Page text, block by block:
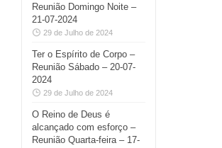
Reunião Domingo Noite –
21-07-2024
29 de Julho de 2024
Ter o Espírito de Corpo –
Reunião Sábado – 20-07-
2024
29 de Julho de 2024
O Reino de Deus é
alcançado com esforço –
Reunião Quarta-feira – 17-